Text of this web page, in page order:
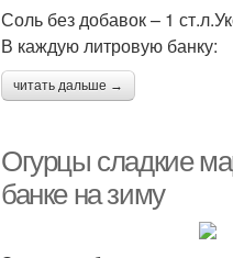
Соль без добавок – 1
В каждую литровую банку:
читать дальше →
Огурцы сладкие
банке на зиму